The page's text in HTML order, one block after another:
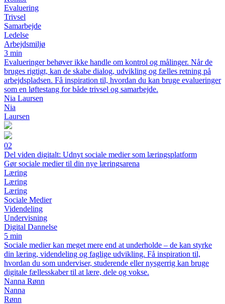
Evaluering
Trivsel
Samarbejde
Ledelse
Arbejdsmiljø
3 min
Evalueringer behøver ikke handle om kontrol og målinger. Når de
bruges rigtigt, kan de skabe dialog, udvikling og fælles retning på
arbejdspladsen. Få inspiration til, hvordan du kan bruge evalueringer
som en løftestang for både trivsel og samarbejde.
Nia Laursen
Nia
Laursen
02
Del viden digitalt: Udnyt sociale medier som læringsplatform
Gør sociale medier til din nye læringsarena
Læring
Læring
Læring
Sociale Medier
Videndeling
Undervisning
Digital Dannelse
5 min
Sociale medier kan meget mere end at underholde – de kan styrke
din læring, videndeling og faglige udvikling. Få inspiration til,
hvordan du som underviser, studerende eller nysgerrig kan bruge
digitale fællesskaber til at lære, dele og vokse.
Nanna Rønn
Nanna
Rønn